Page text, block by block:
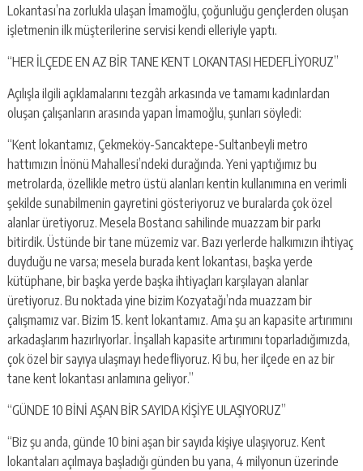
Lokantası’na zorlukla ulaşan İmamoğlu, çoğunluğu gençlerden oluşan
işletmenin ilk müşterilerine servisi kendi elleriyle yaptı.
“HER İLÇEDE EN AZ BİR TANE KENT LOKANTASI HEDEFLİYORUZ”
Açılışla ilgili açıklamalarını tezgâh arkasında ve tamamı kadınlardan
oluşan çalışanların arasında yapan İmamoğlu, şunları söyledi:
“Kent lokantamız, Çekmeköy-Sancaktepe-Sultanbeyli metro
hattımızın İnönü Mahallesi’ndeki durağında. Yeni yaptığımız bu
metrolarda, özellikle metro üstü alanları kentin kullanımına en verimli
şekilde sunabilmenin gayretini gösteriyoruz ve buralarda çok özel
alanlar üretiyoruz. Mesela Bostancı sahilinde muazzam bir parkı
bitirdik. Üstünde bir tane müzemiz var. Bazı yerlerde halkımızın ihtiyaç
duyduğu ne varsa; mesela burada kent lokantası, başka yerde
kütüphane, bir başka yerde başka ihtiyaçları karşılayan alanlar
üretiyoruz. Bu noktada yine bizim Kozyatağı’nda muazzam bir
çalışmamız var. Bizim 15. kent lokantamız. Ama şu an kapasite artırımını
arkadaşlarım hazırlıyorlar. İnşallah kapasite artırımını toparladığımızda,
çok özel bir sayıya ulaşmayı hedefliyoruz. Ki bu, her ilçede en az bir
tane kent lokantası anlamına geliyor.”
“GÜNDE 10 BİNİ AŞAN BİR SAYIDA KİŞİYE ULAŞIYORUZ”
“Biz şu anda, günde 10 bini aşan bir sayıda kişiye ulaşıyoruz. Kent
lokantaları açılmaya başladığı günden bu yana, 4 milyonun üzerinde